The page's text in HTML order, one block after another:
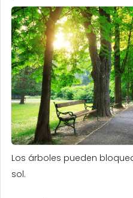
Los árboles pueden
sol.